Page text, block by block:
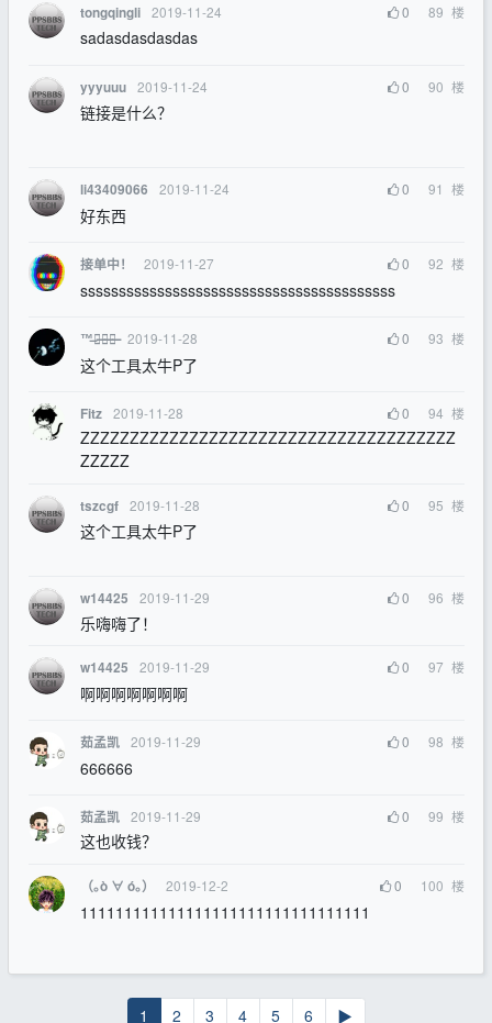
tongqingli 2019-11-24 0 89 楼
sadasdasdasdas
yyyuuu 2019-11-24 0 90 楼
链接是什么？
li43409066 2019-11-24 0 91 楼
好东西
接单中！ 2019-11-27 0 92 楼
sssssssssssssssssssssssssssssssssssssssss
™̶狼̶少̶年̶ 2019-11-28 0 93 楼
这个工具太牛P了
Fitz 2019-11-28 0 94 楼
ZZZZZZZZZZZZZZZZZZZZZZZZZZZZZZZZZZZZZZ
ZZZZZ
tszcgf 2019-11-28 0 95 楼
这个工具太牛P了
w14425 2019-11-29 0 96 楼
乐嗨嗨了！
w14425 2019-11-29 0 97 楼
啊啊啊啊啊啊啊
茹孟凯 2019-11-29 0 98 楼
666666
茹孟凯 2019-11-29 0 99 楼
这也收钱？
（｡ò ∀ ó｡） 2019-12-2 0 100 楼
111111111111111111111111111111111
1 2 3 4 5 6 ▶